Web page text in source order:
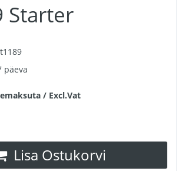
Starter
päeva
/ Excl.Vat
Lisa Ostukorvi